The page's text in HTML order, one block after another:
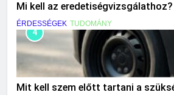
Mi kell az eredetiségvizsgálathoz?
ÉRDESSÉGEK TUDOMÁNY
4
Mit kell szem előtt tartani a